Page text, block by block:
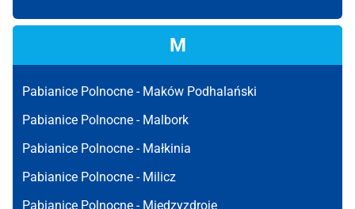
M
Pabianice Polnocne - Maków Podhalański
Pabianice Polnocne - Malbork
Pabianice Polnocne - Małkinia
Pabianice Polnocne - Milicz
Pabianice Polnocne - Międzyzdroje